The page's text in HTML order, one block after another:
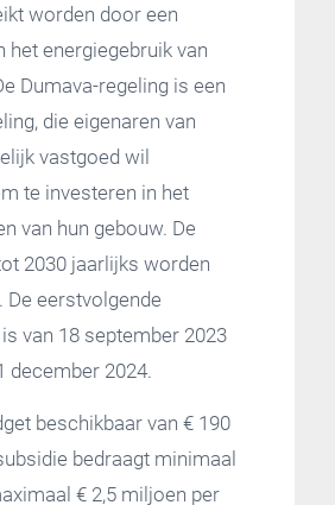
worden door een
het energiegebruik van
Dumava-regeling is een
die eigenaren van
vastgoed wil
te investeren in het
van hun gebouw. De
2030 jaarlijks worden
De eerstvolgende
van 18 september 2023
december 2024.
beschikbaar van € 190
bedraagt minimaal
€ 2,5 miljoen per